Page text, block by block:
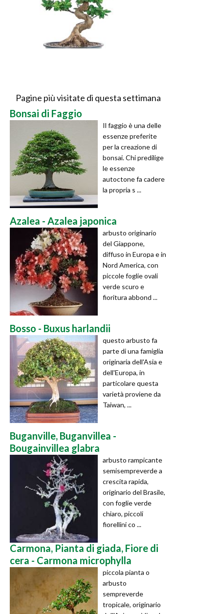
Pagine più visitate di questa settimana
Bonsai di Faggio
Il faggio è una delle
essenze preferite
per la creazione di
bonsai. Chi predilige
le essenze
autoctone fa cadere
la propria s ...
Azalea - Azalea japonica
arbusto originario
del Giappone,
diffuso in Europa e in
Nord America, con
piccole foglie ovali
verde scuro e
fioritura abbond ...
Bosso - Buxus harlandii
questo arbusto fa
parte di una famiglia
originaria dell'Asia e
dell'Europa, in
particolare questa
varietà proviene da
Taiwan, ...
Buganville, Buganvillea -
Bougainvillea glabra
arbusto rampicante
semisempreverde a
crescita rapida,
originario del Brasile,
con foglie verde
chiaro, piccoli
fiorellini co ...
Carmona, Pianta di giada, Fiore di
cera - Carmona microphylla
piccola pianta o
arbusto
sempreverde
tropicale, originario